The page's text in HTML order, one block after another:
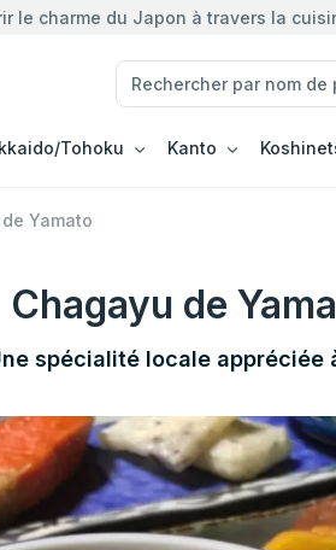
le charme du Japon à travers la
Tohoku Kanto
Yamato
Chagayu de
spécialité locale appréciée